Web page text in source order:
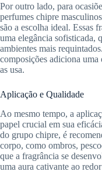
Por outro lado, para
perfumes chipre
são a escolha ideal. Essas
uma elegância sofisticada,
ambientes mais
composições adiciona
as usa.
Aplicação e Qualidade
Ao mesmo tempo, a
papel crucial em sua
do grupo chipre, é
corpo, como ombros,
que a fragrância se
uma aura cativante ao